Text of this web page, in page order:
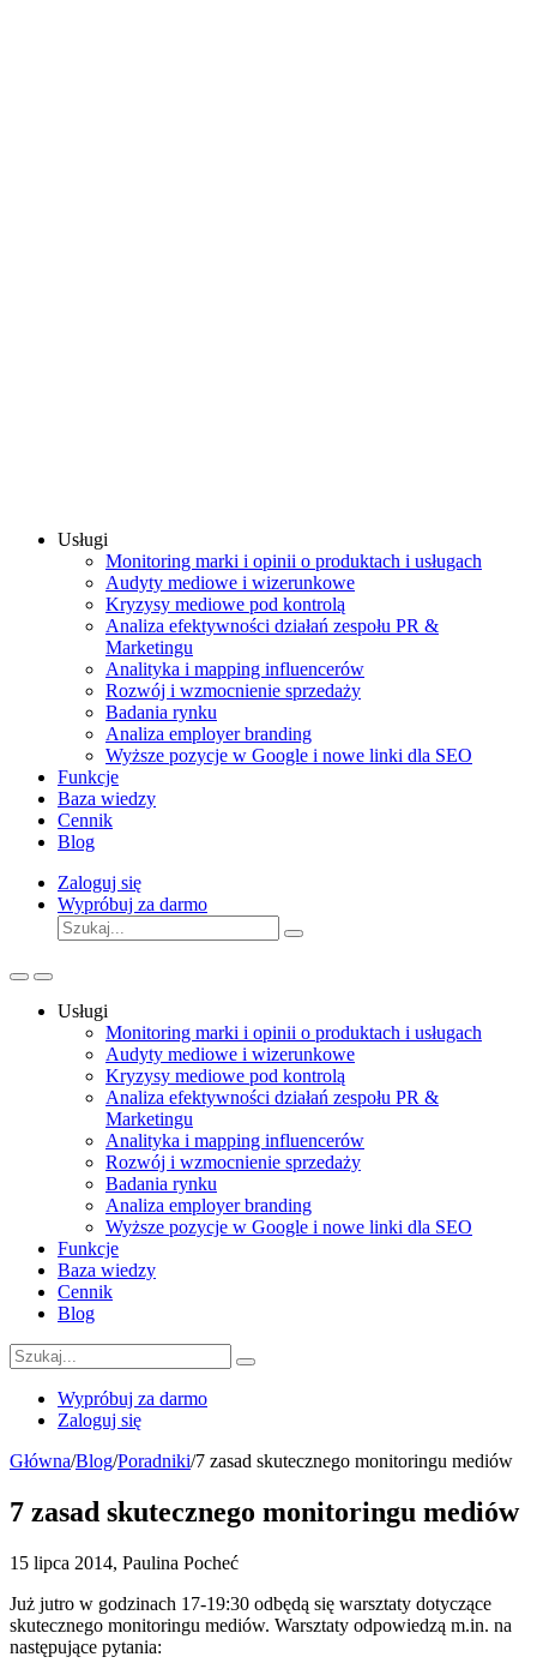
Usługi
Monitoring marki i opinii o produktach i usługach
Audyty mediowe i wizerunkowe
Kryzysy mediowe pod kontrolą
Analiza efektywności działań zespołu PR &
Marketingu
Analityka i mapping influencerów
Rozwój i wzmocnienie sprzedaży
Badania rynku
Analiza employer branding
Wyższe pozycje w Google i nowe linki dla SEO
Funkcje
Baza wiedzy
Cennik
Blog
Zaloguj się
Wypróbuj za darmo
Usługi
Monitoring marki i opinii o produktach i usługach
Audyty mediowe i wizerunkowe
Kryzysy mediowe pod kontrolą
Analiza efektywności działań zespołu PR &
Marketingu
Analityka i mapping influencerów
Rozwój i wzmocnienie sprzedaży
Badania rynku
Analiza employer branding
Wyższe pozycje w Google i nowe linki dla SEO
Funkcje
Baza wiedzy
Cennik
Blog
Wypróbuj za darmo
Zaloguj się
Główna/Blog/Poradniki/7 zasad skutecznego monitoringu mediów
7 zasad skutecznego monitoringu mediów
15 lipca 2014, Paulina Pocheć
Już jutro w godzinach 17-19:30 odbędą się warsztaty dotyczące
skutecznego monitoringu mediów. Warsztaty odpowiedzą m.in. na
następujące pytania: